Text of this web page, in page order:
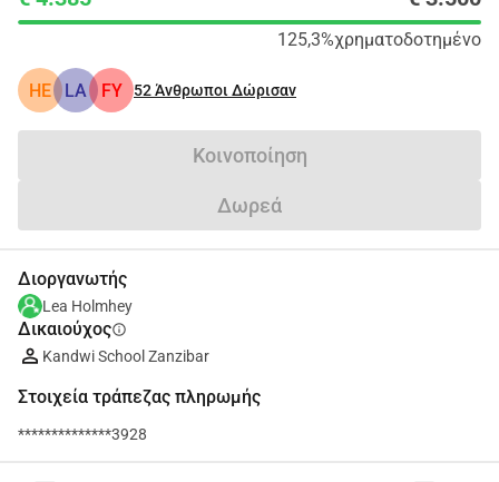
125,3%χρηματοδοτημένο
HE LA FY 52Άνθρωποι Δώρισαν
Κοινοποίηση
Δωρεά
Διοργανωτής
Lea Holmhey
Δικαιούχοςinfo
Kandwi School Zanzibar
Στοιχεία τράπεζας πληρωμής
**************3928